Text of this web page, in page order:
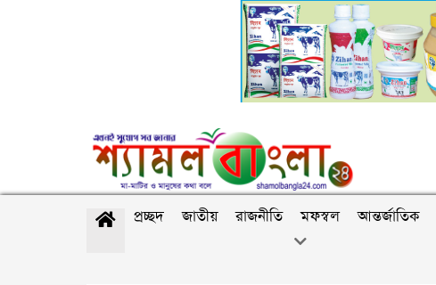
প্রচ্ছদ জাতীয় রাজনীতি মফস্বল আন্তর্জাতিক